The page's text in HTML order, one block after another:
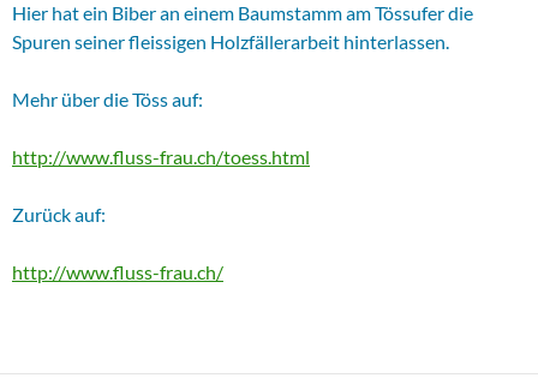
Hier hat ein Biber an einem Baumstamm am Tössufer die
Spuren seiner fleissigen Holzfällerarbeit hinterlassen.
Mehr über die Töss auf:
http://www.fluss-frau.ch/toess.html
Zurück auf:
http://www.fluss-frau.ch/